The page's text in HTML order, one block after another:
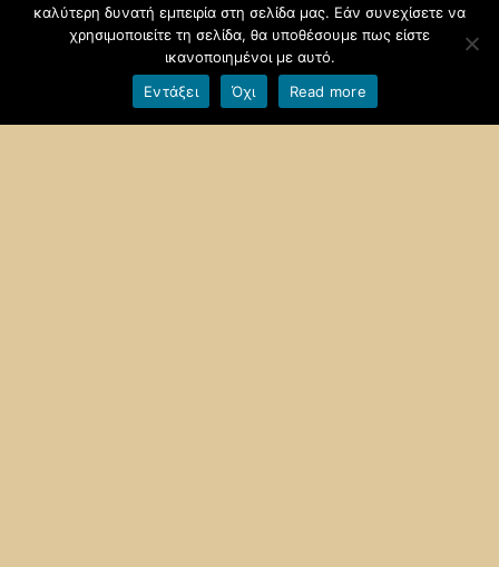
Φιλοξενείται στοblogs.sch.gr |Θέμα βασισμένο στο
Head Blog
Όροι χρήσης blogs.sch.gr|Δήλωση προσβασιμότητας
καλύτερη δυνατή εμπειρία στη σελίδα μας. Εάν συνεχίσετε να
χρησιμοποιείτε τη σελίδα, θα υποθέσουμε πως είστε
ικανοποιημένοι με αυτό.
Εντάξει
Όχι Read more